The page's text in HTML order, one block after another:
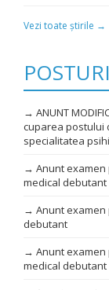
Vezi toate știrile →
→ ANUNT
cuparea postului
specialitatea
→ Anunt examen
medical debutant
→ Anunt examen
debutant
→ Anunt examen
medical debutant